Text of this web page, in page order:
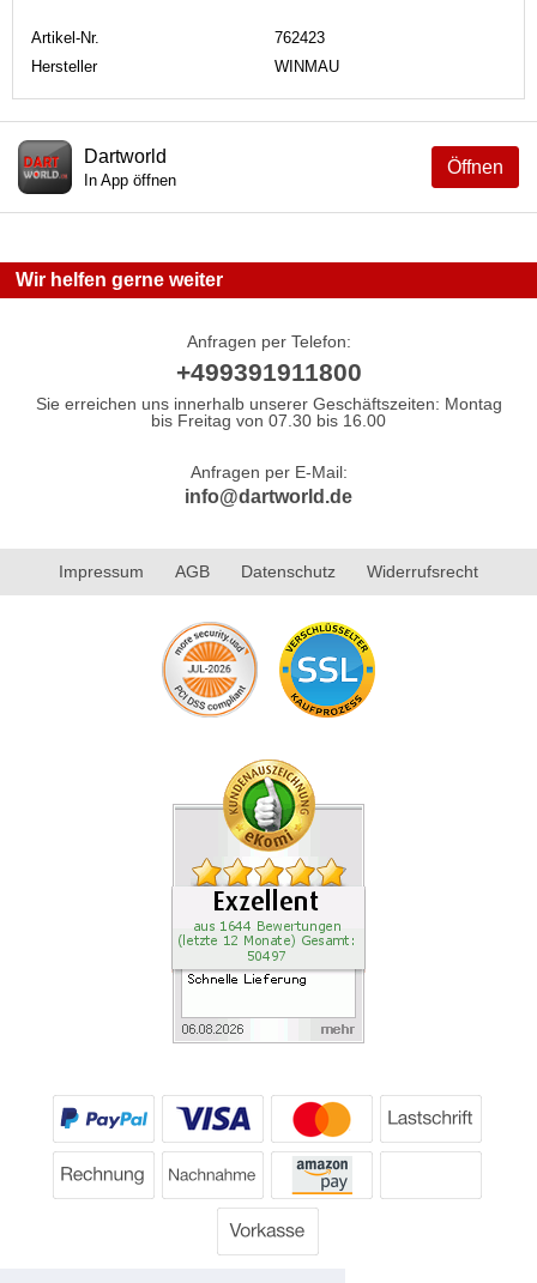
Artikel-Nr.
762423
Hersteller
WINMAU
Öffnen
Dartworld
In App öffnen
Wir helfen gerne weiter
Anfragen per Telefon:
+499391911800
Sie erreichen uns innerhalb unserer Geschäftszeiten: Montag
bis Freitag von 07.30 bis 16.00
Anfragen per E-Mail:
info@dartworld.de
Impressum AGB Datenschutz Widerrufsrecht